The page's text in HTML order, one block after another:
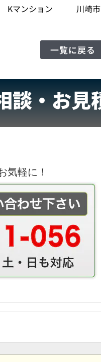
Kマンション 川崎
一覧に戻る
談・お見
気軽に！